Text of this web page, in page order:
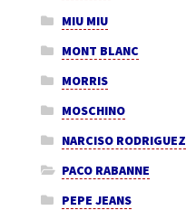
MIU MIU
MONT BLANC
MORRIS
MOSCHINO
NARCISO RODRIGUEZ
PACO RABANNE
PEPE JEANS